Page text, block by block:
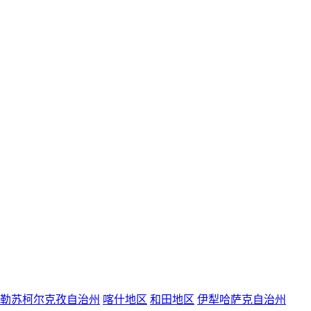
苏柯尔克孜自治州 喀什地区 和田地区 伊犁哈萨克自治州